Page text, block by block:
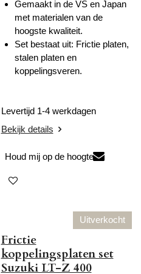
Gemaakt in de VS en Japan
met materialen van de
hoogste kwaliteit.
Set bestaat uit: Frictie platen,
stalen platen en
koppelingsveren.
Levertijd 1-4 werkdagen
Bekijk details
Houd mij op de hoogte
Uitverkocht
Frictie
koppelingsplaten set
Suzuki LT-Z 400